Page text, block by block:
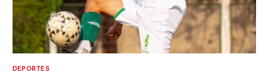
DEPORTES